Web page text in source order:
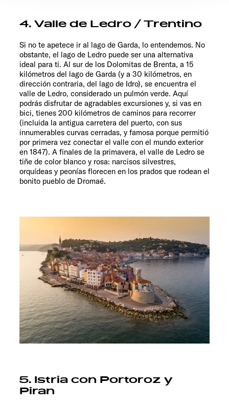
4. Valle de Ledro / Trentino
Si no te apetece ir al lago de Garda, lo entendemos. No
obstante, el lago de Ledro puede ser una alternativa
ideal para ti. Al sur de los Dolomitas de Brenta, a 15
kilómetros del lago de Garda (y a 30 kilómetros, en
dirección contraria, del lago de Idro), se encuentra el
valle de Ledro, considerado un pulmón verde. Aquí
podrás disfrutar de agradables excursiones y, si vas en
bici, tienes 200 kilómetros de caminos para recorrer
(incluida la antigua carretera del puerto, con sus
innumerables curvas cerradas, y famosa porque permitió
por primera vez conectar el valle con el mundo exterior
en 1847). A finales de la primavera, el valle de Ledro se
tiñe de color blanco y rosa: narcisos silvestres,
orquídeas y peonías florecen en los prados que rodean el
bonito pueblo de Dromaé.
5. Istria con Portoroz y
Piran